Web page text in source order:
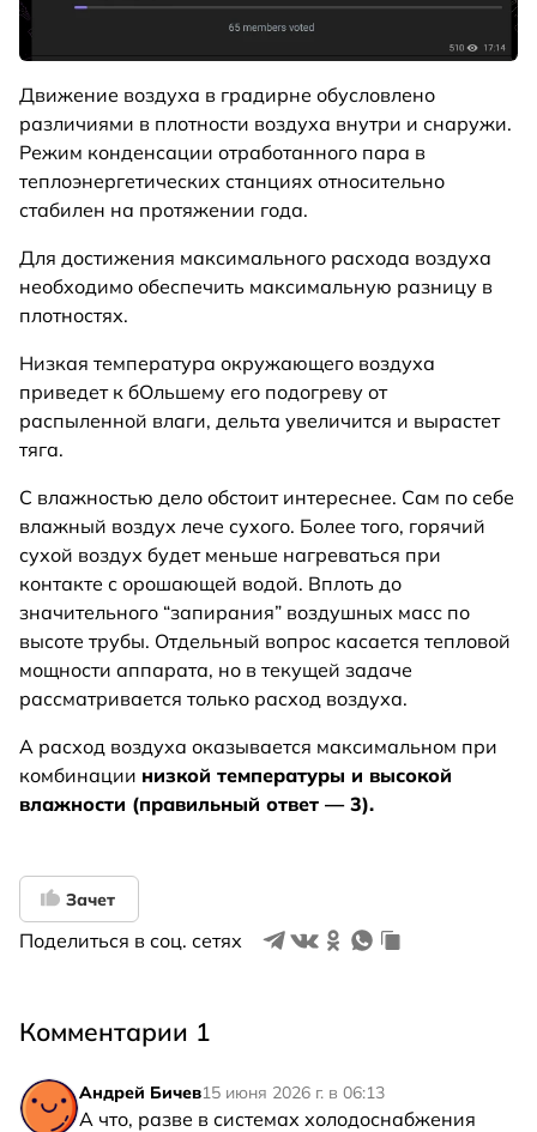
Движение воздуха в градирне обусловлено
различиями в плотности воздуха внутри и снаружи.
Режим конденсации отработанного пара в
теплоэнергетических станциях относительно
стабилен на протяжении года.
Для достижения максимального расхода воздуха
необходимо обеспечить максимальную разницу в
плотностях.
Низкая температура окружающего воздуха
приведет к бОльшему его подогреву от
распыленной влаги, дельта увеличится и вырастет
тяга.
С влажностью дело обстоит интереснее. Сам по себе
влажный воздух лече сухого. Более того, горячий
сухой воздух будет меньше нагреваться при
контакте с орошающей водой. Вплоть до
значительного “запирания” воздушных масс по
высоте трубы. Отдельный вопрос касается тепловой
мощности аппарата, но в текущей задаче
рассматривается только расход воздуха.
А расход воздуха оказывается максимальном при
комбинации низкой температуры и высокой
влажности (правильный ответ — 3).
Зачет
Поделиться в соц. сетях
Комментарии 1
Андрей Бичев15 июня 2026 г. в 06:13
А что, разве в системах холодоснабжения